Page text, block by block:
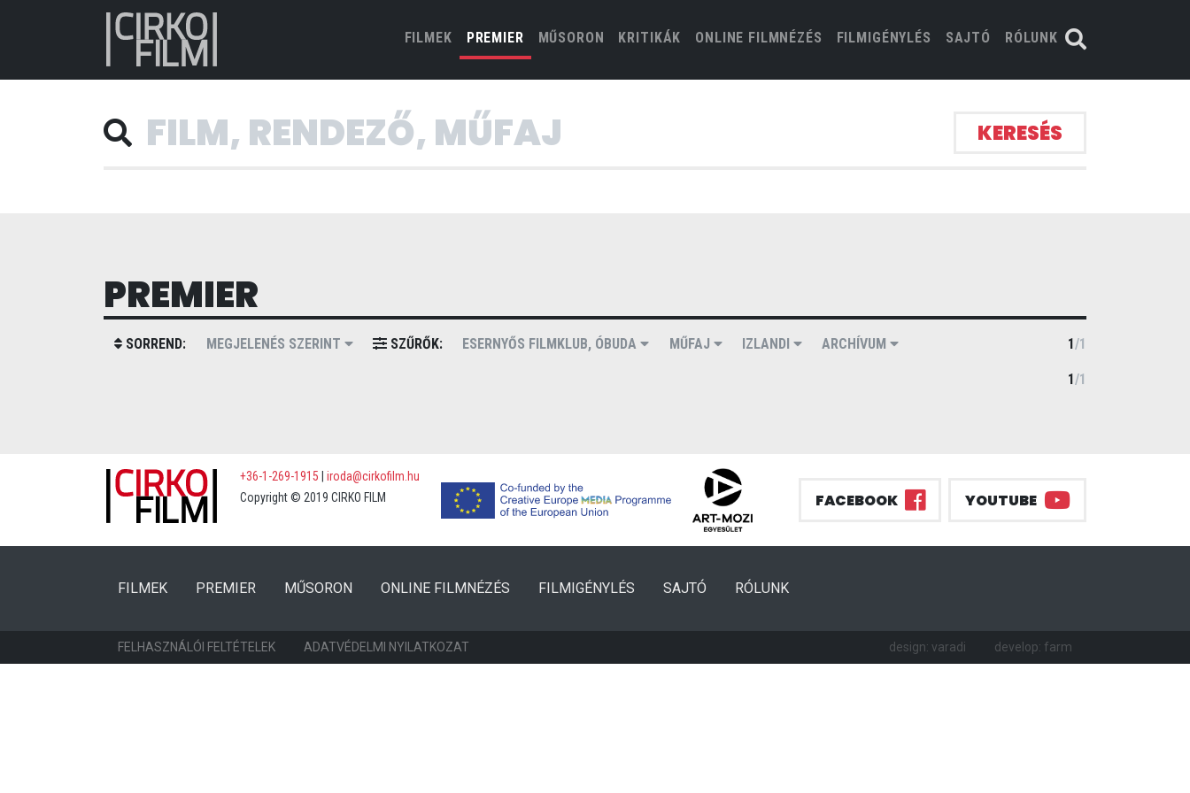
FILMEK(CURRENT)
PREMIER MŰSORON KRITIKÁK ONLINE FILMNÉZÉS FILMIGÉNYLÉS SAJTÓ RÓLUNK
KERESÉS
PREMIER
SORREND: MEGJELENÉS SZERINT SZŰRŐK: ESERNYŐS FILMKLUB, ÓBUDA MŰFAJ IZLANDI ARCHÍVUM 1/1
1/1
+36-1-269-1915
iroda@cirkofilm.hu
Copyright © 2019 CIRKO FILM
FACEBOOK YOUTUBE
FILMEK(CURRENT)
PREMIER (CURRENT)
MŰSORON ONLINE FILMNÉZÉS FILMIGÉNYLÉS SAJTÓ RÓLUNK
FELHASZNÁLÓI FELTÉTELEK ADATVÉDELMI NYILATKOZAT design: varadi develop: farm